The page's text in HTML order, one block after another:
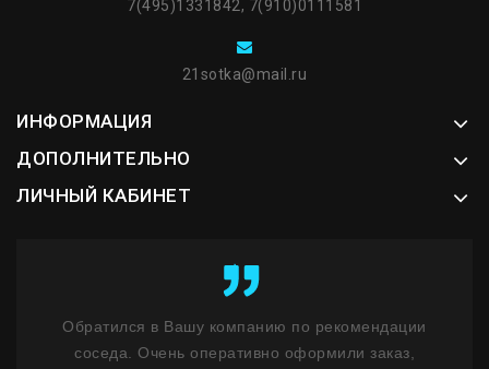
7(495)1331842, 7(910)0111581
21sotka@mail.ru
ИНФОРМАЦИЯ
ДОПОЛНИТЕЛЬНО
ЛИЧНЫЙ КАБИНЕТ
Обратился в Вашу компанию по рекомендации
соседа. Очень оперативно оформили заказ,